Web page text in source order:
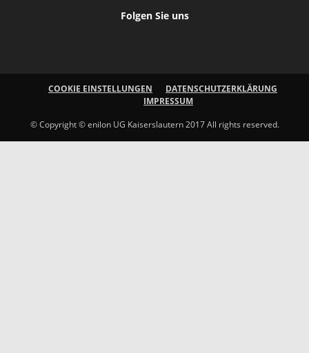
Folgen Sie uns
COOKIE EINSTELLUNGEN
DATENSCHUTZERKLÄRUNG
IMPRESSUM
© Copyright © enilon UG Kaiserslautern 2017 All rights reserved.